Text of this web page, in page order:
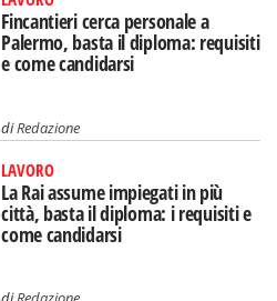
Fincantieri cerca personale a
Palermo, basta il diploma: requisiti
e come candidarsi
diRedazione
LAVORO
La Rai assume impiegati in più
città, basta il diploma: i requisiti e
come candidarsi